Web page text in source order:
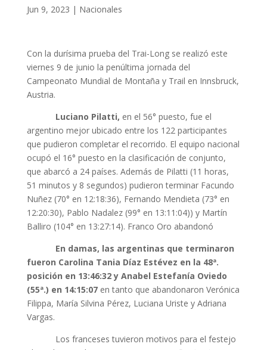
Jun 9, 2023 | Nacionales
Con la durísima prueba del Trai-Long se realizó este
viernes 9 de junio la penúltima jornada del
Campeonato Mundial de Montaña y Trail en Innsbruck,
Austria.
Luciano Pilatti, en el 56° puesto, fue el
argentino mejor ubicado entre los 122 participantes
que pudieron completar el recorrido. El equipo nacional
ocupó el 16° puesto en la clasificación de conjunto,
que abarcó a 24 países. Además de Pilatti (11 horas,
51 minutos y 8 segundos) pudieron terminar Facundo
Nuñez (70° en 12:18:36), Fernando Mendieta (73° en
12:20:30), Pablo Nadalez (99° en 13:11:04)) y Martín
Balliro (104° en 13:27:14). Franco Oro abandonó
En damas, las argentinas que terminaron
fueron Carolina Tania Díaz Estévez en la 48ª.
posición en 13:46:32 y Anabel Estefanía Oviedo
(55ª.) en 14:15:07en tanto que abandonaron Verónica
Filippa, María Silvina Pérez, Luciana Uriste y Adriana
Vargas.
Los franceses tuvieron motivos para el festejo